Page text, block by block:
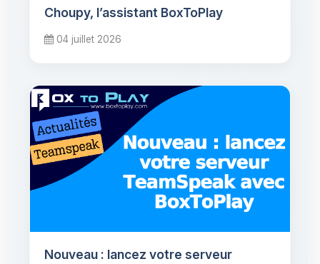
Choupy, l’assistant BoxToPlay
04 juillet 2026
Nouveau : lancez votre serveur